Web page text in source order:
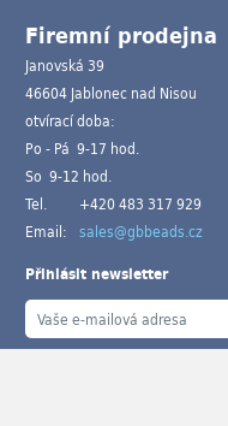
Firemní prodejna
Janovská 39
46604 Jablonec nad Nisou
otvírací doba:
Po - Pá 9-17 hod.
So 9-12 hod.
Tel.
+420 483 317 929
Email:
sales@gbbeads.cz
Přihlásit newsletter